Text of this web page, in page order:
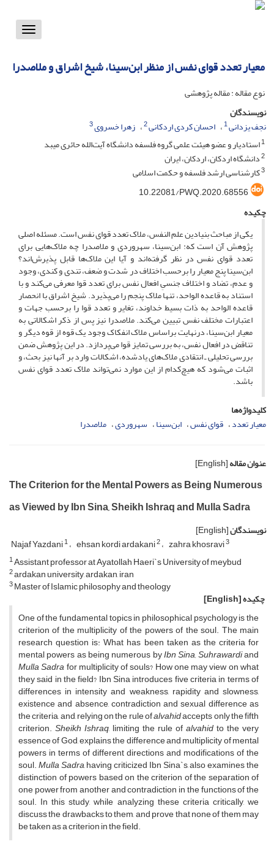
Toggle
معیار تعدد قوای نفس از منظر ‌‌ابن‌سینا، شیخ اشراق و ملاصدرا
نوع مقاله : مقاله پژوهشی
نویسندگان
نجف یزدانی1 احسان کردی اردکانی2 زهرا خسروی3
1استادیار و عضو هیئت علمی گروه فلسفه دانشگاه آیت‌الله حائری میبد
2دانشگاه اردکان، اردکان، ایران
3کارشناسی ارشد فلسفه و حکمت اسلامی
10.22081/PWQ.2020.68556
چکیده
یکی از مباحث بنیادین علم ‌النفس، ملاک تعدد قوای نفس است. مسئله اصلی
پژوهش آن است که: ابن‌سینا، سهروردی و ملاصدرا چه ملاک‌هایی برای
تعدد قوای نفس در نظر گرفته‌اند و آیا این ملاک‌ها قابل پذیرش‌اند؟
‌‌ابن‌سینا پنج معیار را برحسب اختلاف در شدت و ضعف، تندی و کندی، وجود
و عدم، تضاد و اختلاف جنسیِ افعال نفس برای تعدد قوا معرفی می‌کند و با
استناد به قاعده‌ الواحد، تنها ملاک پنجم را ‌می‌پذیرد. شیخ اشراق با انحصار
قاعده‌ الواحد به ذات بسیط خداوند، تغایر و تعدد قوا را برحسب جهات و
اعتبارات مختلف نفس تبیین ‌می‌کند. ملاصدرا نیز پس از ذکر اشکالاتی به
معیار ‌‌ابن‌سینا، درنهایت براساس ملاک انفکاک وجود یک قوه از قوه دیگر و
تناقض در افعال نفس، به بررسی تمایز قوا می‌پردازد. در این پژوهش ضمن
بررسی تحلیلی ـ انتقادی ملاک‌های یادشده، اشکالات وارد بر آنها نیز بحث، و
اثبات می‌شود که هیچ‌کدام از این موارد نمی‌تواند ملاک تعدد قوای نفس
باشد.
کلیدواژه‌ها
معیار تعدد قوای نفس ‌‌ابن‌سینا سهروردی ملاصدرا
عنوان مقاله[English]
The Criterion for the Mental Powers as Being Numerous
as Viewed by Ibn Sina, Sheikh Ishraq and Mulla Sadra
نویسندگان[English]
Najaf Yazdani1 ehsan kordi ardakani2 zahra khosravi3
1Assistant professor at Ayatollah Haeri`s University of meybud
2ardakan university, ardakan, iran
3Master of Islamic philosophy and theology
چکیده[English]
One of the fundamental topics in philosophical psychology is the
criterion of the multiplicity of the powers of the soul. The main
research question is: What has been taken as the criteria for
mental powers as being numerous byIbn Sina, Suhrawardiand
Mulla Sadrafor multiplicity of souls? How one may view on what
they said in the field? Ibn Sina introduces five criteria in terms of
differences in intensity and weakness, rapidity and slowness,
existence and absence, contradiction and sexual difference as
the criteria, and, relying on the rule ofalvahidaccepts only the fifth
criterion. Sheikh Ishraq, limiting the rule ofalvahidto the very
essence of God, explains the difference and multiplicity of mental
powers in terms of different directions and modifications of the
soul.Mulla Sadra, having criticized Ibn Sina`s, also examines the
distinction of powers based on the criterion of the separation of
one power from another and contradiction in the functions of the
soul. In this study, while analyzing these criteria critically, we
discuss the drawbacks to them, and prove that none of them may
be taken as a criterion in the field.